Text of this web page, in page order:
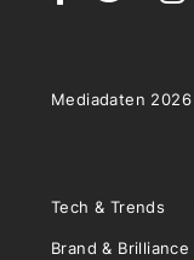
Mediadaten 2026
Tech & Trends
Brand & Brilliance